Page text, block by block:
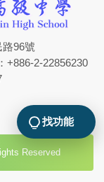
找功能
96號
+886-2-22856230
Reserved